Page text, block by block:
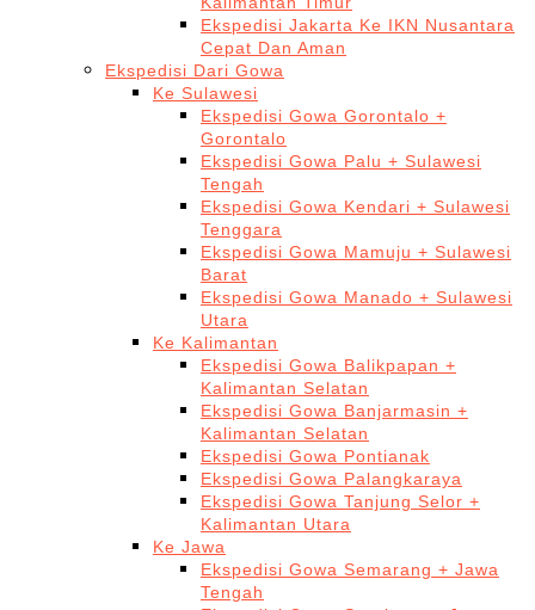
Ekspedisi Jakarta Ke IKN Nusantara
Cepat Dan Aman
Ekspedisi Dari Gowa
Ke Sulawesi
Ekspedisi Gowa Gorontalo +
Gorontalo
Ekspedisi Gowa Palu + Sulawesi
Tengah
Ekspedisi Gowa Kendari + Sulawesi
Tenggara
Ekspedisi Gowa Mamuju + Sulawesi
Barat
Ekspedisi Gowa Manado + Sulawesi
Utara
Ke Kalimantan
Ekspedisi Gowa Balikpapan +
Kalimantan Selatan
Ekspedisi Gowa Banjarmasin +
Kalimantan Selatan
Ekspedisi Gowa Pontianak
Ekspedisi Gowa Palangkaraya
Ekspedisi Gowa Tanjung Selor +
Kalimantan Utara
Ke Jawa
Ekspedisi Gowa Semarang + Jawa
Tengah